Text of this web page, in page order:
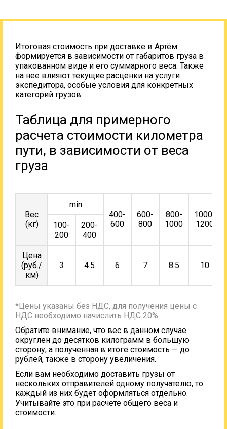
Итоговая стоимость при доставке в Артём
формируется в зависимости от габаритов груза в
упакованном виде и его суммарного веса. Также
на нее влияют текущие расценки на услуги
экспедитора, особые условия для конкретных
категорий грузов.
Таблица для примерного
расчета стоимости километра
пути, в зависимости от веса
груза
Вес
(кг)
min
400-
600
600-
800
800-
1000
1000-
1200
100-
200
200-
400
Цена
(руб./
км)
3 4.5 6 7 8.5 10
*Цены указаны без НДС, для получения цены с
НДС необходимо начислить НДС 20%
Обратите внимание, что вес в данном случае
округлен до десятков килограмм в большую
сторону, а полученная в итоге стоимость — до
рублей, также в сторону увеличения.
Если вам необходимо доставить грузы от
нескольких отправителей одному получателю, то
каждый из них будет оформляться отдельно.
Учитывайте это при расчете общего веса и
стоимости.